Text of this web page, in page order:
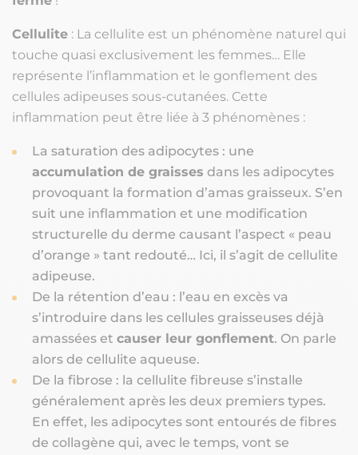
Cellulite : La cellulite est un phénomène naturel qui
touche quasi exclusivement les femmes… Elle
représente l’inflammation et le gonflement des
cellules adipeuses sous-cutanées. Cette
inflammation peut être liée à 3 phénomènes :
La saturation des adipocytes : une
accumulation de graisses dans les adipocytes
provoquant la formation d’amas graisseux. S’en
suit une inflammation et une modification
structurelle du derme causant l’aspect « peau
d’orange » tant redouté… Ici, il s’agit de cellulite
adipeuse.
De la rétention d’eau : l’eau en excès va
s’introduire dans les cellules graisseuses déjà
amassées et causer leur gonflement. On parle
alors de cellulite aqueuse.
De la fibrose : la cellulite fibreuse s’installe
généralement après les deux premiers types.
En effet, les adipocytes sont entourés de fibres
de collagène qui, avec le temps, vont se